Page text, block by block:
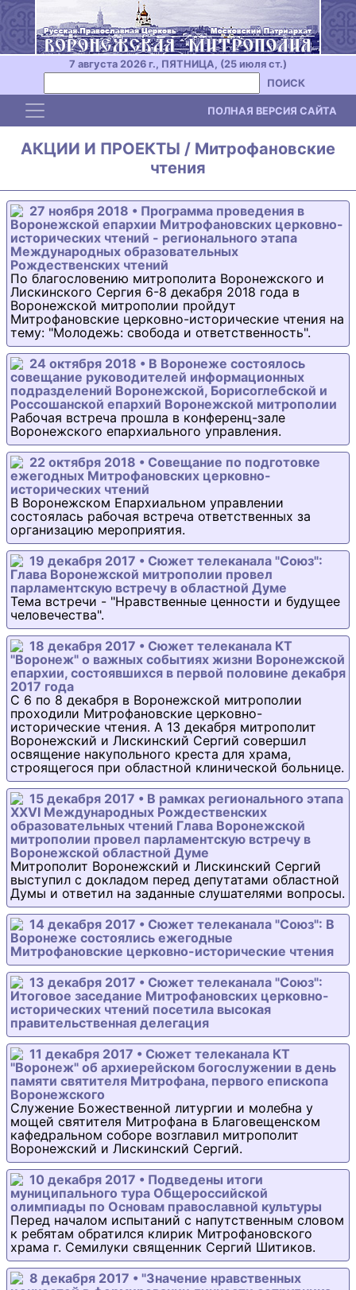
7 августа 2026 г., ПЯТНИЦА, (25 июля ст.)
ПОИСК
Toggle navigation ПОЛНАЯ ВЕРСИЯ САЙТА
АКЦИИ И ПРОЕКТЫ / Митрофановские
чтения
27 ноября 2018 • Программа проведения в
Воронежской епархии Митрофановских церковно-
исторических чтений - регионального этапа
Международных образовательных
Рождественских чтений
По благословению митрополита Воронежского и
Лискинского Сергия 6-8 декабря 2018 года в
Воронежской митрополии пройдут
Митрофановские церковно-исторические чтения на
тему: "Молодежь: свобода и ответственность".
24 октября 2018 • В Воронеже состоялось
совещание руководителей информационных
подразделений Воронежской, Борисоглебской и
Россошанской епархий Воронежской митрополии
Рабочая встреча прошла в конференц-зале
Воронежского епархиального управления.
22 октября 2018 • Совещание по подготовке
ежегодных Митрофановских церковно-
исторических чтений
В Воронежском Епархиальном управлении
состоялась рабочая встреча ответственных за
организацию мероприятия.
19 декабря 2017 • Сюжет телеканала "Союз":
Глава Воронежской митрополии провел
парламентскую встречу в областной Думе
Тема встречи - "Нравственные ценности и будущее
человечества".
18 декабря 2017 • Сюжет телеканала КТ
"Воронеж" о важных событиях жизни Воронежской
епархии, состоявшихся в первой половине декабря
2017 года
С 6 по 8 декабря в Воронежской митрополии
проходили Митрофановские церковно-
исторические чтения. А 13 декабря митрополит
Воронежский и Лискинский Сергий совершил
освящение накупольного креста для храма,
строящегося при областной клинической больнице.
15 декабря 2017 • В рамках регионального этапа
XXVI Международных Рождественских
образовательных чтений Глава Воронежской
митрополии провел парламентскую встречу в
Воронежской областной Думе
Митрополит Воронежский и Лискинский Сергий
выступил с докладом перед депутатами областной
Думы и ответил на заданные слушателями вопросы.
14 декабря 2017 • Сюжет телеканала "Союз": В
Воронеже состоялись ежегодные
Митрофановские церковно-исторические чтения
13 декабря 2017 • Сюжет телеканала "Союз":
Итоговое заседание Митрофановских церковно-
исторических чтений посетила высокая
правительственная делегация
11 декабря 2017 • Сюжет телеканала КТ
"Воронеж" об архиерейском богослужении в день
памяти святителя Митрофана, первого епископа
Воронежского
Служение Божественной литургии и молебна у
мощей святителя Митрофана в Благовещенском
кафедральном соборе возглавил митрополит
Воронежский и Лискинский Сергий.
10 декабря 2017 • Подведены итоги
муниципального тура Общероссийской
олимпиады по Основам православной культуры
Перед началом испытаний с напутственным словом
к ребятам обратился клирик Митрофановского
храма г. Семилуки священник Сергий Шитиков.
8 декабря 2017 • "Значение нравственных